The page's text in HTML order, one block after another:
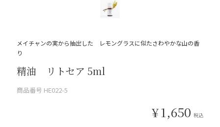
メイチャンの実から抽出した レモングラスに似たさわやかな山の香
り
精油 リトセア 5ml
商品番号 HE022-5
¥1,650 税込